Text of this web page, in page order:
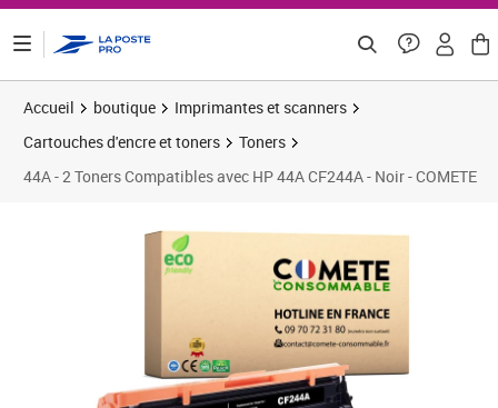
Accueil boutique
Imprimantes et scanners
Cartouches d'encre et toners
Toners
44A - 2 Toners Compatibles avec HP 44A CF244A - Noir - COMETE